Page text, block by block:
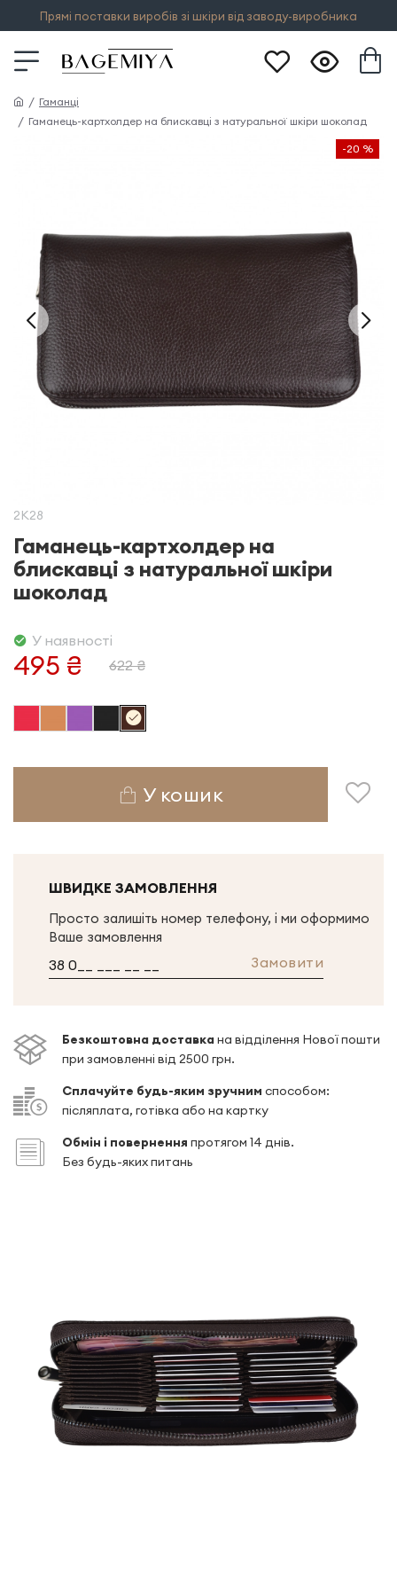
Прямі поставки виробів зі шкіри від заводу-виробника
Гаманці
Гаманець-картхолдер на блискавці з натуральної шкіри шоколад
-20 %
2K28
Гаманець-картхолдер на
блискавці з натуральної шкіри
шоколад
495 ₴ 622 ₴
У наявності
У кошик
ШВИДКЕ ЗАМОВЛЕННЯ
Просто залишіть номер телефону, і ми оформимо
Ваше замовлення
Замовити
Безкоштовна доставкана відділення Нової пошти
при замовленні від 2500 грн.
Сплачуйте будь-яким зручним способом:
післяплата, готівка або на картку
Обмін і повернення протягом 14 днів.
Без будь-яких питань